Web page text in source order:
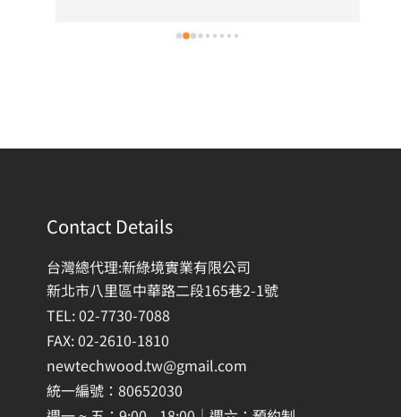
Contact Details
台灣總代理:新綠境實業有限公司
新北市八里區中華路二段165巷2-1號
TEL: 02-7730-7088
FAX: 02-2610-1810
newtechwood.tw@gmail.com
統一編號：80652030